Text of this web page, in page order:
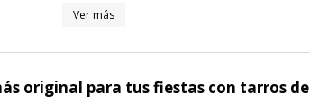
Ver más
original para tus fiestas con tarros de